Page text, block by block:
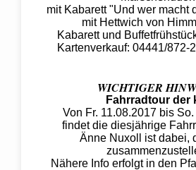
mit Kabarett "Und wer macht
mit Hettwich von
Kabarett und
Kartenverkauf: 04441/872-
WICHTIGER
Fahrradtour der
Von Fr. 11.08.2017 bis
findet die diesjährige
Änne Nuxoll ist dabei,
Nähere Info erfolgt in den